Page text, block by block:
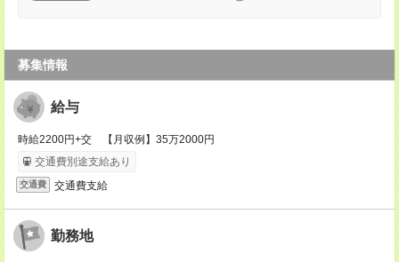
募集情報
給与
時給2200円+交 【月収例】35万2000円
交通費別途支給あり
交通費 交通費支給
勤務地